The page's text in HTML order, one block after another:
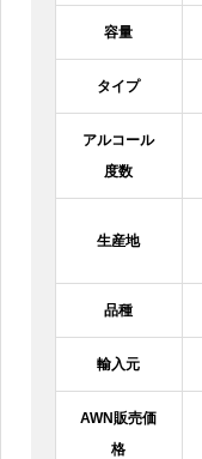
容量
タイプ
アルコール
度数
生産地
品種
輸入元
AWN販売価
格